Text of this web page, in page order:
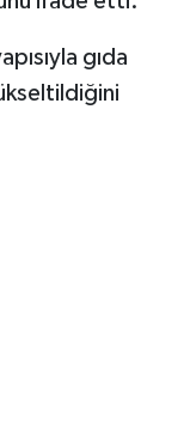
gıda